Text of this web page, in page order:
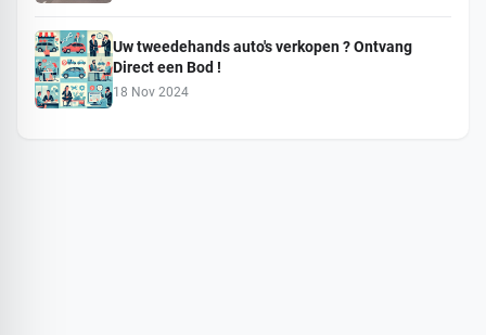
Uw tweedehands auto's verkopen ? Ontvang
Direct een Bod !
18 Nov 2024